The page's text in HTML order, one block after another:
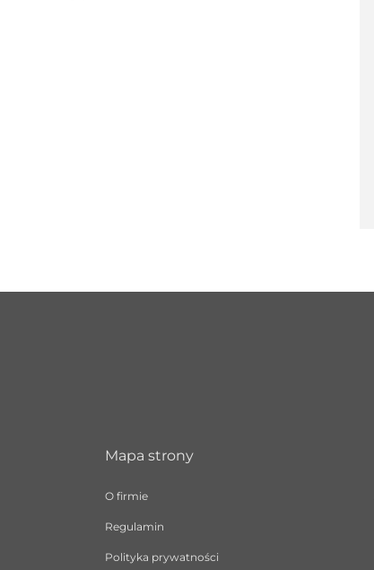
Mapa strony
O firmie
Regulamin
Polityka prywatności